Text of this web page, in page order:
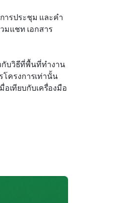
ารประชุม และคำ
แชท เอกสาร
กับวิธีที่พื้นที่ทำงาน
โครงการเท่านั้น
อเทียบกับเครื่องมือ